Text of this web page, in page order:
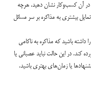
در آن کسب‌وکار نشان دهید. هرچه
بیشتری به مذاکره بر سر مسائل
داشته باشید که مذاکره به ناکامی
کند. در این حالت نباید عصبانی یا
یا زمان‌های بهتری باشید.